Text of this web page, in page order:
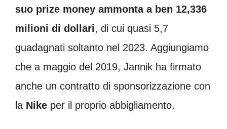
suo prize money ammonta a ben 12,336
milioni di dollari, di cui quasi 5,7
guadagnati soltanto nel 2023. Aggiungiamo
che a maggio del 2019, Jannik ha firmato
anche un contratto di sponsorizzazione con
la Nike per il proprio abbigliamento.